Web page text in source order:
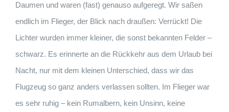
Daumen und waren (fast) genauso aufgeregt. Wir saßen
endlich im Flieger, der Blick nach draußen: Verrückt! Die
Lichter wurden immer kleiner, die sonst bekannten Felder –
schwarz. Es erinnerte an die Rückkehr aus dem Urlaub bei
Nacht, nur mit dem kleinen Unterschied, dass wir das
Flugzeug so ganz anders verlassen sollten. Im Flieger war
es sehr ruhig – kein Rumalbern, kein Unsinn, keine